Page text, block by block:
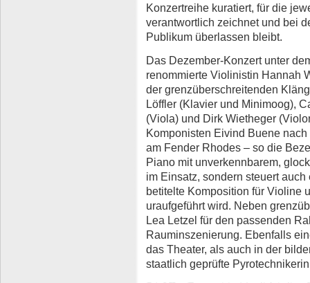
Konzertreihe kuratiert, für die
verantwortlich zeichnet und bei
Publikum überlassen bleibt.
Das Dezember-Konzert unter
renommierte Violinistin Hannah
der grenzüberschreitenden
Löffler (Klavier und Minimoog),
(Viola) und Dirk Wietheger
Komponisten Eivind Buene
am Fender Rhodes – so die
Piano mit unverkennbarem,
im Einsatz, sondern steuert auch
betitelte Komposition für Violine
uraufgeführt wird. Neben
Lea Letzel für den passenden
Rauminszenierung. Ebenfalls
das Theater, als auch in der
staatlich geprüfte